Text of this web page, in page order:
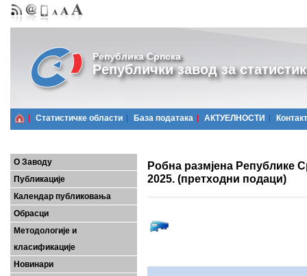
Република Српска
Републички завод за
Статистичке области Базa података АКТУЕЛНОСТИ Контакт
О Заводу
Публикације
Календар публиковања
Обрасци
Методологије и
класификације
Новинари
Робна размјена Републике
2025. (претходни подаци)